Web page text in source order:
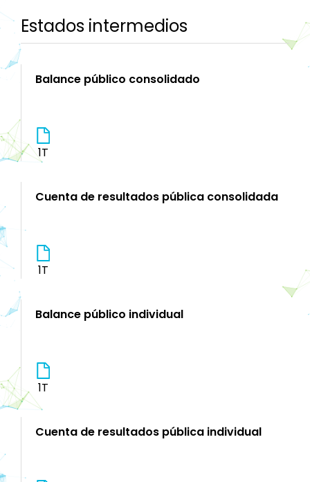
Estados intermedios
Balance público consolidado
1T
Cuenta de resultados pública consolidada
1T
Balance público individual
1T
Cuenta de resultados pública individual